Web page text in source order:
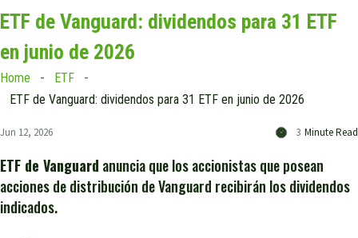
ETF de Vanguard: dividendos para 31 ETF
en junio de 2026
Home
ETF
ETF de Vanguard: dividendos para 31 ETF en junio de 2026
Jun 12, 2026 3 Minute Read
ETF de Vanguard anuncia que los accionistas que posean
acciones de distribución de Vanguard recibirán los dividendos
indicados.